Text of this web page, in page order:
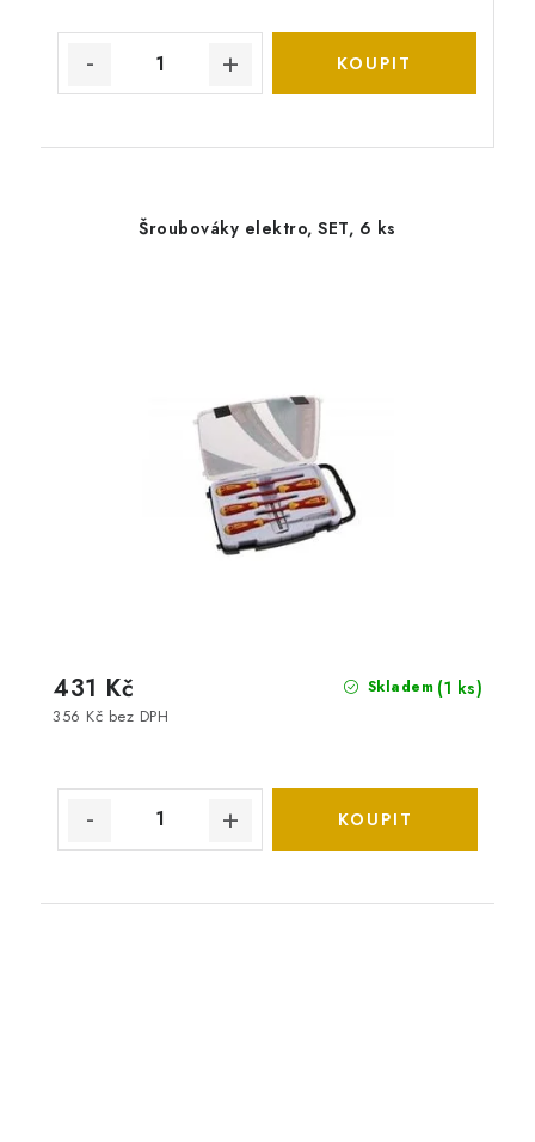
Šroubováky elektro, SET, 6 ks
Skladem (1 ks)
356 Kč bez DPH
431 Kč